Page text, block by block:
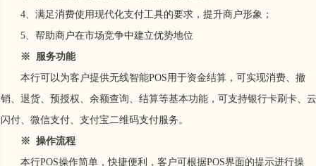
4、满足消费使用现代化支付工具的要求，提升商户形象；
5、帮助商户在市场竞争中建立优势地位
※ 服务功能
本行可以为客户提供无线智能POS用于资金结算 ，可实现消费、撤
销、退货、预授权、余额查询、结算等基本功能 ， 可支持银行卡刷卡、云
闪付、微信支付、支付宝二维码支付服务。
※ 操作流程
本行POS操作简单，快捷便利，客户可根据POS界面的提示进行操